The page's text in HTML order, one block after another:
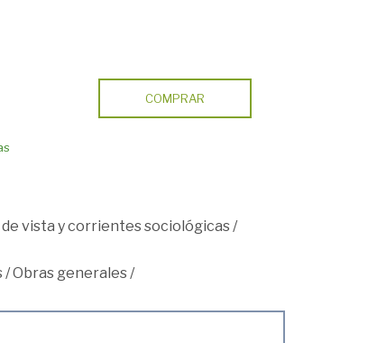
COMPRAR
vista y corrientes sociológicas/
/Obras generales/